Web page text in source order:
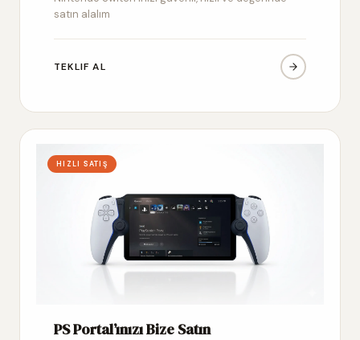
satın alalım
TEKLIF AL
HIZLI SATIŞ
PS Portal’ınızı Bize Satın